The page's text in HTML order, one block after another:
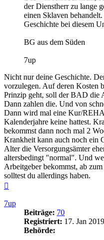
der Dienstherr zu lange
einen Sklaven
Geschichte bei diesem
BG aus dem Süden
7up
Nicht nur deine Geschichte.
vorzulegen. Auf deren Kosten
Prinzip geht, soll der BAD die
Dann zahlen die. Und von
Dann wird mal eine Kur/
Kalenderjahre keine hattest.
bekommst dann noch mal 2
Krankheit kann auch noch ein
Alter die Versorgungsämter
altersbedingt "normal". Und
Arbeitgeber bekommst, ab
solltest du allerdings haben.
7up
Beiträge: 70
Registriert: 17. Jan
Behörde: